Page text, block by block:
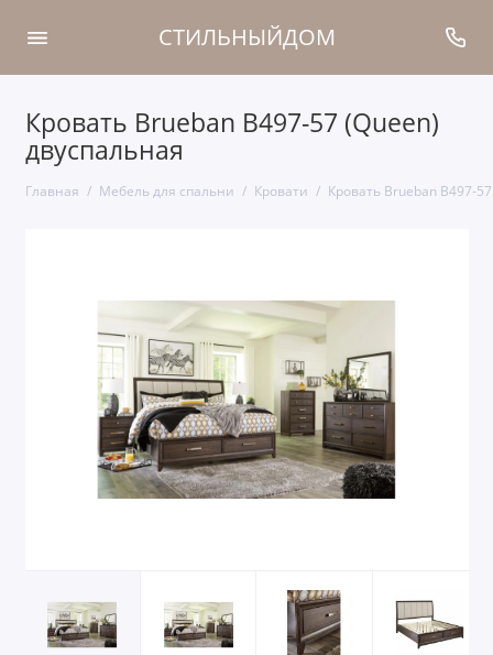
СТИЛЬНЫЙДОМ
Кровать Brueban B497-57 (Queen)
двуспальная
Главная Мебель для спальни Кровати Кровать Brueban B497-